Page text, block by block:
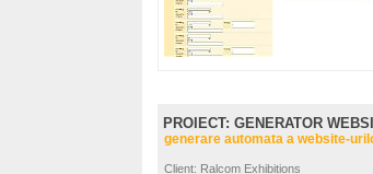
PROIECT: GENERATOR
generare automata a website-
Client: Ralcom Exhibitions